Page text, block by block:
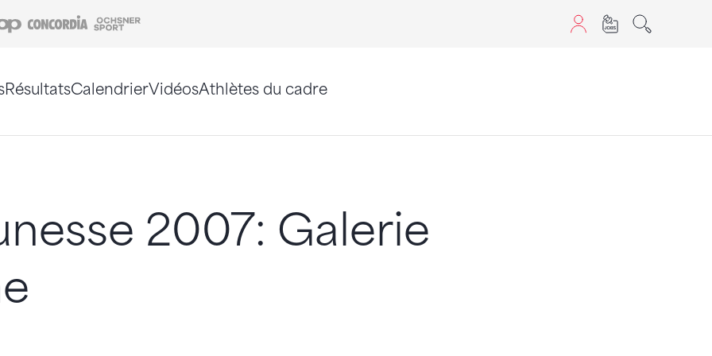
Coop Concordia
RésultatsCalendrierVidéosAthlètes du cadre
2007: Galerie